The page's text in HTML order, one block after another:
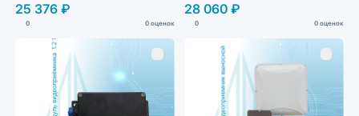
25 376 ₽
0 0 оценок
28 060 ₽
0 0 оценок